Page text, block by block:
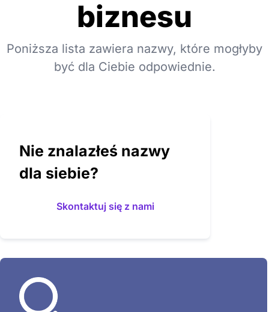
biznesu
Poniższa lista zawiera nazwy, które mogłyby
być dla Ciebie odpowiednie.
Nie znalazłeś nazwy
dla siebie?
Skontaktuj się z nami